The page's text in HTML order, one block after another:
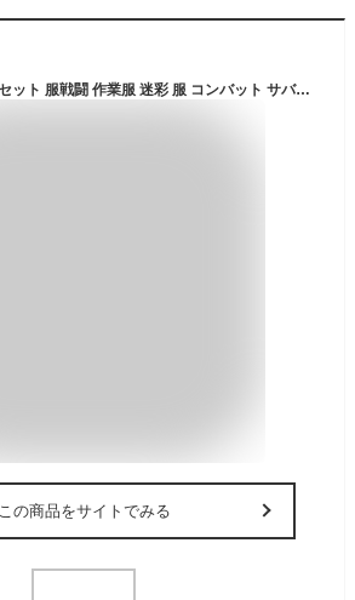
【TERA】迷彩服 上下セット 服戦闘 作業服 迷彩 服 コンバット サバイバルゲーム サバゲー ミリタリー BDU (S, マルチカム)
この商品をサイトでみる